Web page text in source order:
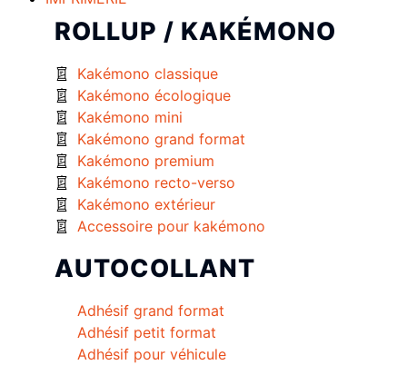
ROLLUP / KAKÉMONO
Kakémono classique
Kakémono écologique
Kakémono mini
Kakémono grand format
Kakémono premium
Kakémono recto-verso
Kakémono extérieur
Accessoire pour kakémono
AUTOCOLLANT
Adhésif grand format
Adhésif petit format
Adhésif pour véhicule